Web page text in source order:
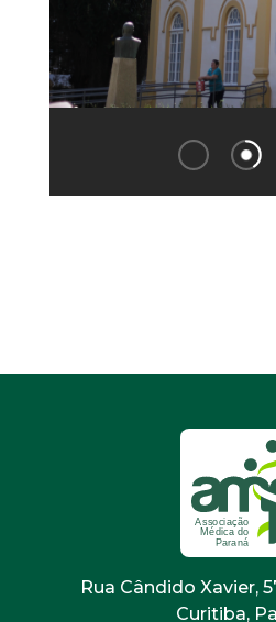
Rua Cândido Xavier,
Curitiba,